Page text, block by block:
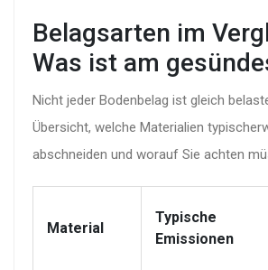
Belagsarten im
Was ist am
Nicht jeder Bodenbelag ist gleich
Übersicht, welche Materialien
abschneiden und worauf Sie achten
Material
Typische
Emissionen